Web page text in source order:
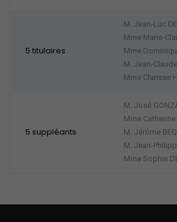
5 titulaires
M. Jean-Luc
Mme Marie-
Mme
M. Jean-
Mme Clarisse
5 suppléants
M. José
Mme Catherine
M. Jérôme BEQ
M. Jean-
Mme Sophie